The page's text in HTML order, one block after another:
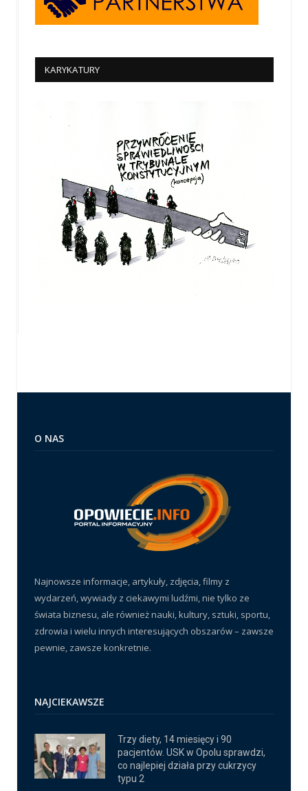
KARYKATURY
O NAS
Najnowsze informacje, artykuły, zdjęcia, filmy z
wydarzeń, wywiady z ciekawymi ludźmi, nie tylko ze
świata biznesu, ale również nauki, kultury, sztuki, sportu,
zdrowia i wielu innych interesujących obszarów – zawsze
pewnie, zawsze konkretnie.
NAJCIEKAWSZE
Trzy diety, 14 miesięcy i 90
pacjentów. USK w Opolu sprawdzi,
co najlepiej działa przy cukrzycy
typu 2